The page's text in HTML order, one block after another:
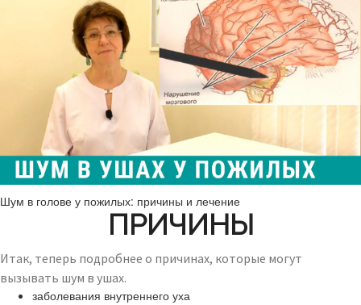
Шум в голове у пожилых: причины и лечение
ПРИЧИНЫ
Итак, теперь подробнее о причинах, которые могут
вызывать шум в ушах.
заболевания внутреннего уха